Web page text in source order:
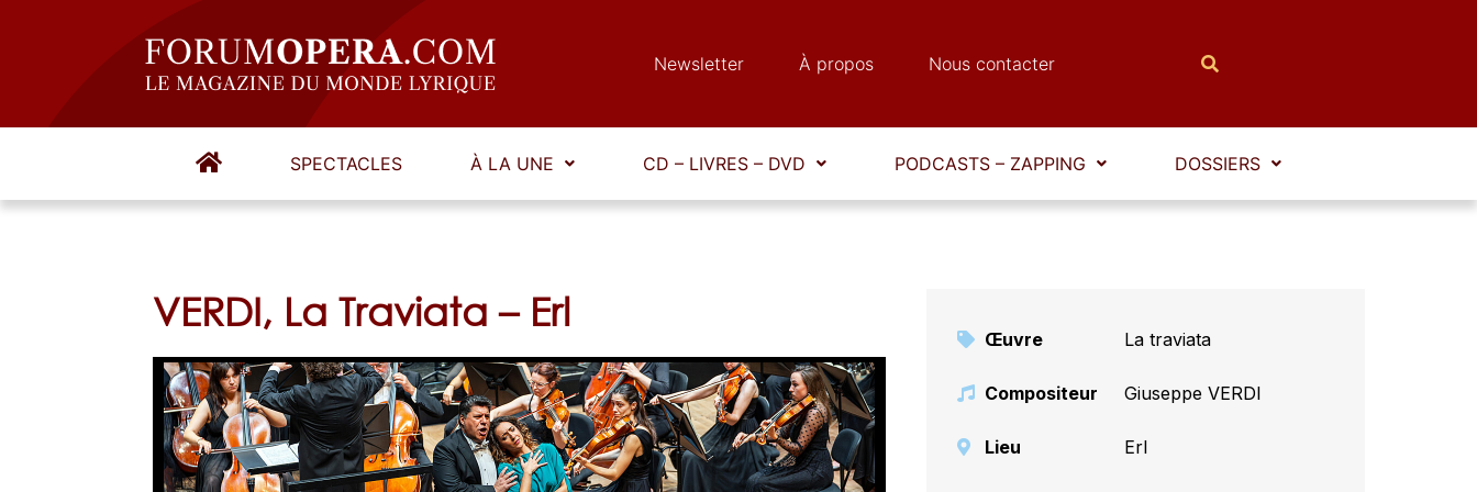
Newsletter À propos Nous contacter
SPECTACLES À LA UNE CD – LIVRES – DVD PODCASTS – ZAPPING DOSSIERS
VERDI, La Traviata – Erl
Œuvre La traviata
Compositeur Giuseppe VERDI
Lieu Erl